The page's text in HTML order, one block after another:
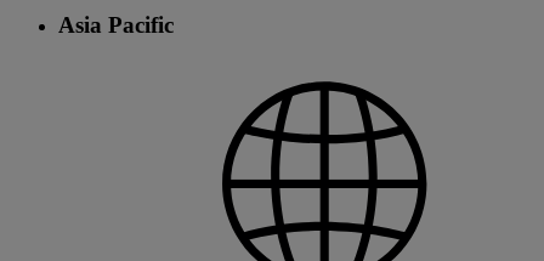
Asia Pacific